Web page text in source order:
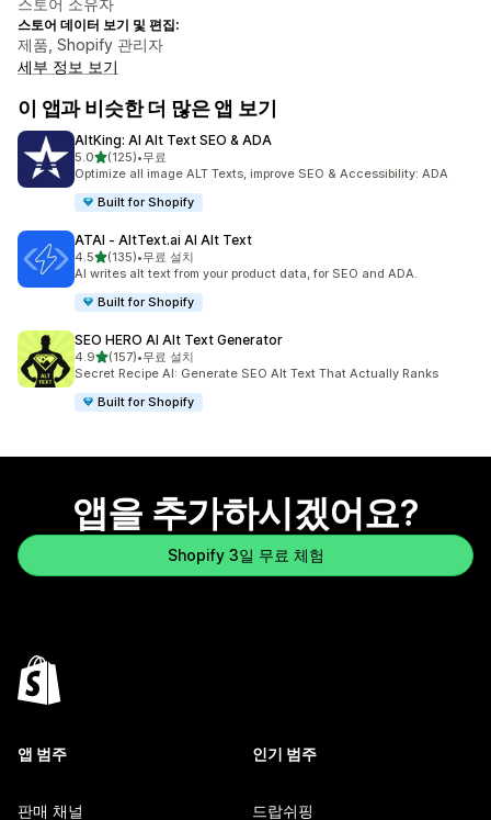
스토어 소유자
스토어 데이터 보기 및 편집:
제품, Shopify 관리자
세부 정보 보기
이 앱과 비슷한 더 많은 앱 보기
AltKing: AI Alt Text SEO & ADA
5.0별 5개 중
(125)
총 리뷰 125개
•무료
Optimize all image ALT Texts, improve SEO & Accessibility: ADA
Built for Shopify
ATAI ‑ AltText.ai AI Alt Text
4.5별 5개 중
(135)
총 리뷰 135개
•무료 설치
AI writes alt text from your product data, for SEO and ADA.
Built for Shopify
SEO HERO AI Alt Text Generator
4.9별 5개 중
(157)
총 리뷰 157개
•무료 설치
Secret Recipe AI: Generate SEO Alt Text That Actually Ranks
Built for Shopify
앱을 추가하시겠어요?
Shopify 3일 무료 체험
앱 범주
판매 채널
인기 범주
드랍쉬핑